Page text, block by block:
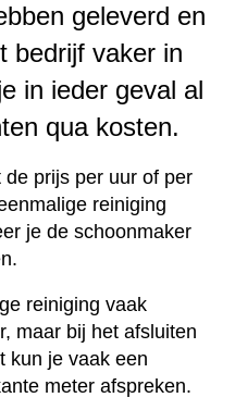
geleverd en
bedrijf vaker in
in ieder geval al
qua kosten.
prijs per uur of per
reiniging
je de schoonmaker
reiniging vaak
maar bij het afsluiten
kun je vaak een
meter afspreken.